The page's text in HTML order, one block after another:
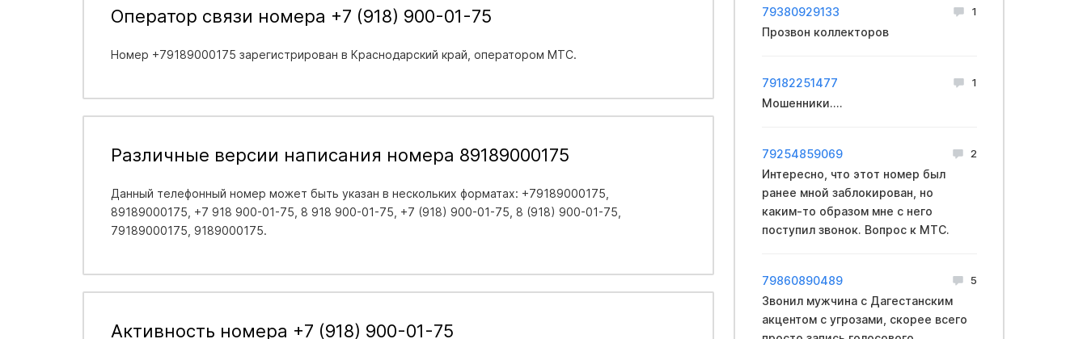
Оператор связи номера +7 (918) 900-01-75
Номер +79189000175 зарегистрирован в Краснодарский край , оператором МТС.
Различные версии написания номера 89189000175
Данный телефонный номер может быть указан в нескольких форматах: +79189000175,
89189000175, +7 918 900-01-75, 8 918 900-01-75, +7 (918) 900-01-75, 8 (918) 900-01-75,
79189000175, 9189000175.
Активность номера +7 (918) 900-01-75
79380929133 1
Прозвон коллекторов
79182251477 1
Мошенники....
79254859069 2
Интересно, что этот номер был
ранее мной заблокирован, но
каким-то образом мне с него
поступил звонок. Вопрос к МТС.
79860890489 5
Звонил мужчина с Дагестанским
акцентом с угрозами, скорее всего